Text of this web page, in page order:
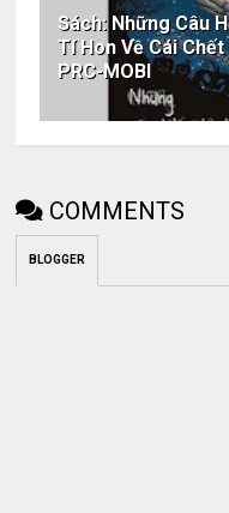
Sách: Những Câu
Tí Hon Về Cái
PRC-MOBI
COMMENTS
BLOGGER